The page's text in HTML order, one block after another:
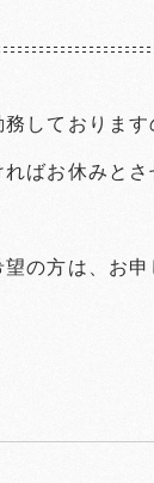
務しておりま
ばお休みと
の方は、お申